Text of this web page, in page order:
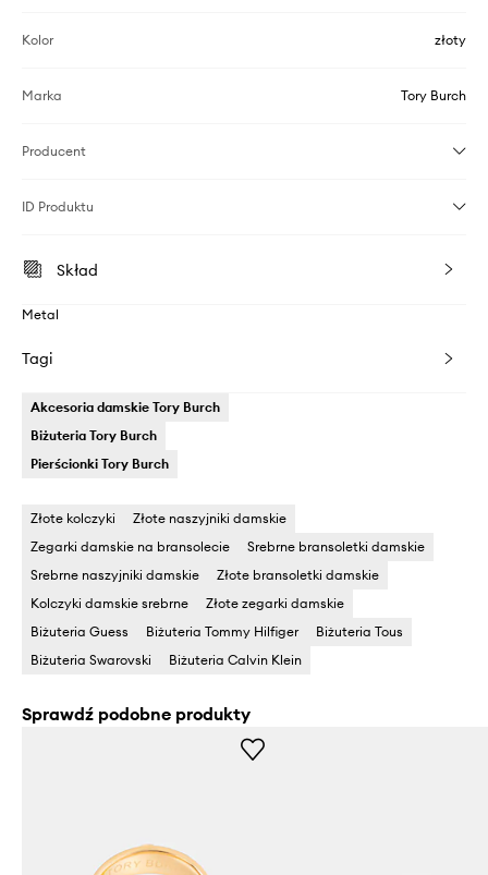
Kolor złoty
Marka Tory Burch
Producent
ID Produktu
Skład
Metal
Tagi
Akcesoria damskie Tory Burch
Biżuteria Tory Burch
Pierścionki Tory Burch
Złote kolczyki
Złote naszyjniki damskie
Zegarki damskie na bransolecie
Srebrne bransoletki damskie
Srebrne naszyjniki damskie
Złote bransoletki damskie
Kolczyki damskie srebrne
Złote zegarki damskie
Biżuteria Guess
Biżuteria Tommy Hilfiger
Biżuteria Tous
Biżuteria Swarovski
Biżuteria Calvin Klein
Sprawdź podobne produkty